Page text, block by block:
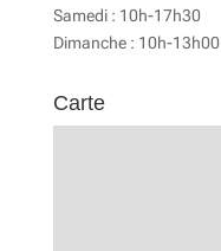
Samedi : 10h-17h30
Dimanche : 10h-13h00
Carte